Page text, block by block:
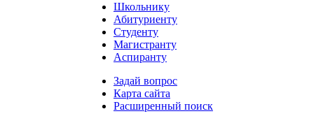
Школьнику
Абитуриенту
Студенту
Магистранту
Аспиранту
Задай вопрос
Карта сайта
Расширенный поиск